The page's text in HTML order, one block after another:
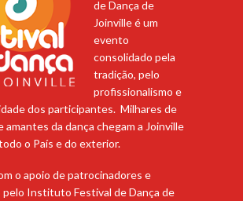
de Dança de
Joinville é um
evento
consolidado pela
tradição, pelo
profissionalismo e
dos participantes. Milhares de
amantes da dança chegam a Joinville
o País e do exterior.
o apoio de patrocinadores e
pelo Instituto Festival de Dança de